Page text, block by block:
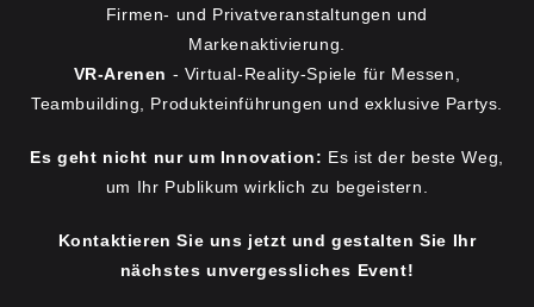
Firmen- und Privatveranstaltungen und
Markenaktivierung.
VR-Arenen - Virtual-Reality-Spiele für Messen,
Teambuilding, Produkteinführungen und exklusive Partys.
Es geht nicht nur um Innovation: Es ist der beste Weg,
um Ihr Publikum wirklich zu begeistern.
Kontaktieren Sie uns jetzt und gestalten Sie Ihr
nächstes unvergessliches Event!